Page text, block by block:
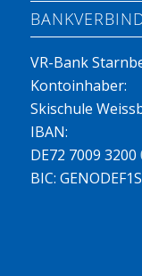
VR-Bank
Kontoinhaber:
Skischule
IBAN:
DE72 7009 3200
BIC: